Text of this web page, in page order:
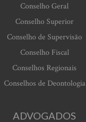
Conselho Geral
Conselho Superior
Conselho de Supervisão
Conselho Fiscal
Conselhos Regionais
Conselhos de Deontologia
ADVOGADOS